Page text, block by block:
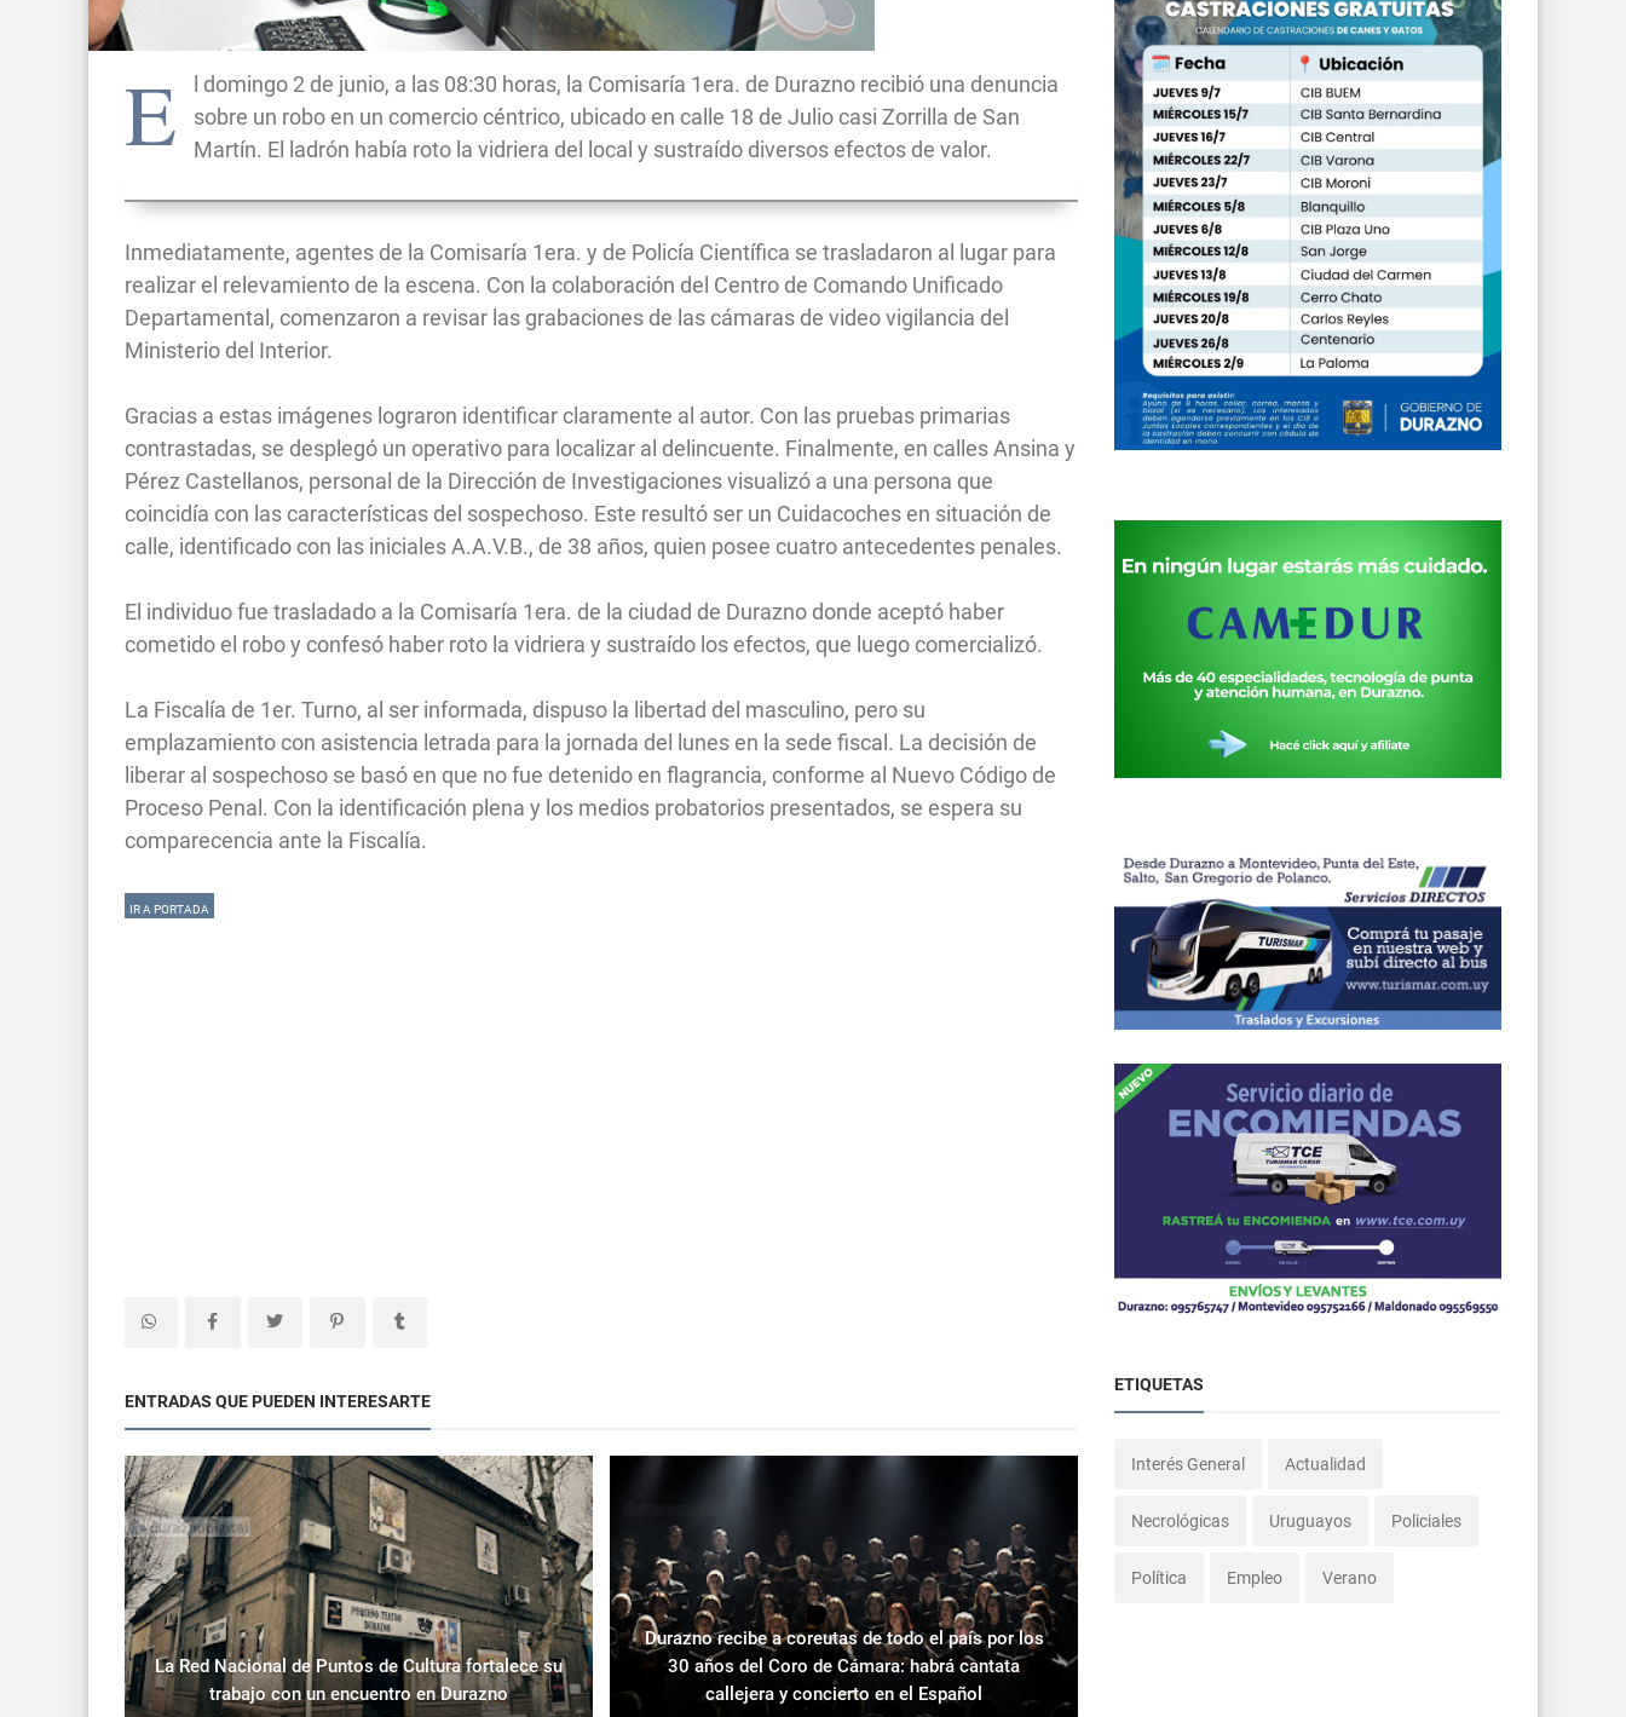
E
l domingo 2 de junio, a las 08:30 horas, la Comisaría 1era. de Durazno recibió una denuncia
sobre un robo en un comercio céntrico, ubicado en calle 18 de Julio casi Zorrilla de San
Martín. El ladrón había roto la vidriera del local y sustraído diversos efectos de valor.
Inmediatamente, agentes de la Comisaría 1era. y de Policía Científica se trasladaron al lugar para
realizar el relevamiento de la escena. Con la colaboración del Centro de Comando Unificado
Departamental, comenzaron a revisar las grabaciones de las cámaras de video vigilancia del
Ministerio del Interior.
Gracias a estas imágenes lograron identificar claramente al autor. Con las pruebas primarias
contrastadas, se desplegó un operativo para localizar al delincuente. Finalmente, en calles Ansina y
Pérez Castellanos, personal de la Dirección de Investigaciones visualizó a una persona que
coincidía con las características del sospechoso. Este resultó ser un Cuidacoches en situación de
calle, identificado con las iniciales A.A.V.B., de 38 años, quien posee cuatro antecedentes penales.
El individuo fue trasladado a la Comisaría 1era. de la ciudad de Durazno donde aceptó haber
cometido el robo y confesó haber roto la vidriera y sustraído los efectos, que luego comercializó.
La Fiscalía de 1er. Turno, al ser informada, dispuso la libertad del masculino, pero su
emplazamiento con asistencia letrada para la jornada del lunes en la sede fiscal. La decisión de
liberar al sospechoso se basó en que no fue detenido en flagrancia, conforme al Nuevo Código de
Proceso Penal. Con la identificación plena y los medios probatorios presentados, se espera su
comparecencia ante la Fiscalía.
IR A PORTADA
ENTRADAS QUE PUEDEN INTERESARTE
La Red Nacional de Puntos de Cultura fortalece su
trabajo con un encuentro en Durazno
Durazno recibe a coreutas de todo el país por los
30 años del Coro de Cámara: habrá cantata
callejera y concierto en el Español
ETIQUETAS
Interés General Actualidad
Necrológicas Uruguayos Policiales
Política Empleo Verano